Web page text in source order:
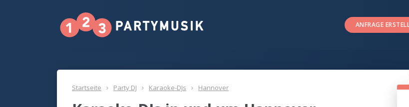
ANFRAGE
Startseite Party DJ Karaoke-DJs Hannover